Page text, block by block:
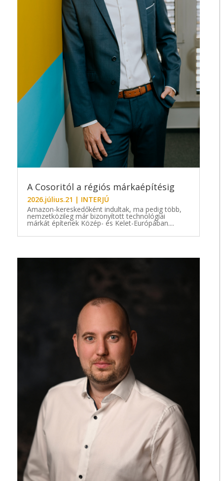
A Cosoritól a régiós márkaépítésig
2026.július.21 | INTERJÚ
Amazon-kereskedőként indultak, ma pedig több,
nemzetközileg már bizonyított technológiai
márkát építenek Közép- és Kelet-Európában....